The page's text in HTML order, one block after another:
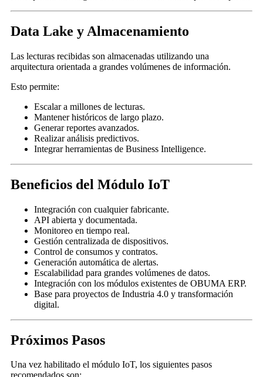
Data Lake y Almacenamiento
Las lecturas recibidas son almacenadas utilizando una
arquitectura orientada a grandes volúmenes de información.
Esto permite:
Escalar a millones de lecturas.
Mantener históricos de largo plazo.
Generar reportes avanzados.
Realizar análisis predictivos.
Integrar herramientas de Business Intelligence.
Beneficios del Módulo IoT
Integración con cualquier fabricante.
API abierta y documentada.
Monitoreo en tiempo real.
Gestión centralizada de dispositivos.
Control de consumos y contratos.
Generación automática de alertas.
Escalabilidad para grandes volúmenes de datos.
Integración con los módulos existentes de OBUMA ERP.
Base para proyectos de Industria 4.0 y transformación
digital.
Próximos Pasos
Una vez habilitado el módulo IoT, los siguientes pasos